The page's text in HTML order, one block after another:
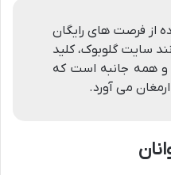
از فرصت های رایگان
سایت گلوبوک، کلید
و همه جانبه است که
می آورد.